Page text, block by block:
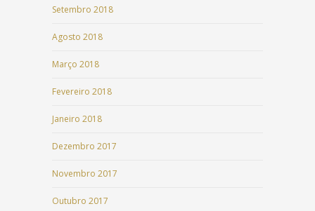
Setembro 2018
Agosto 2018
Março 2018
Fevereiro 2018
Janeiro 2018
Dezembro 2017
Novembro 2017
Outubro 2017